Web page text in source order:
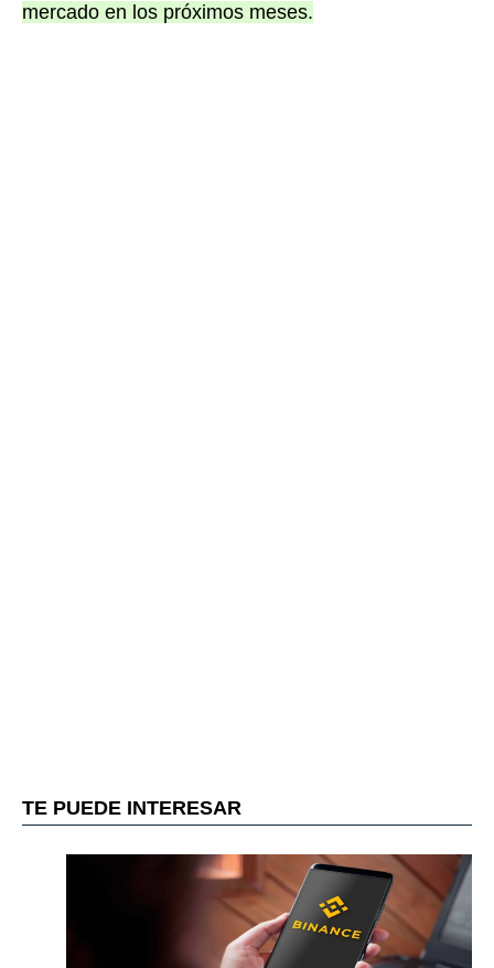
mercado en los próximos meses.
TE PUEDE INTERESAR